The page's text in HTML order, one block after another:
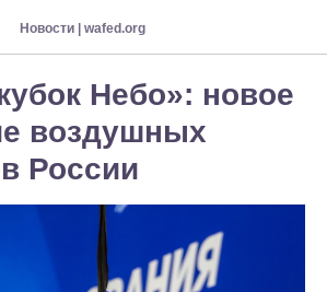
Новости | wafed.org
Небо»: новое
воздушных
России